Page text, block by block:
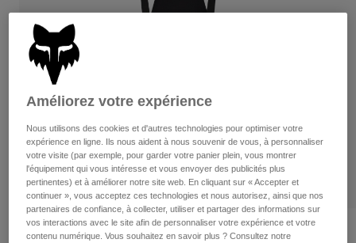
Goggles
Jackets & Hydration Vests
Base Layers
Gear Bags
Pants
Gloves
Goggles
Base Layers
Shorts
Swim
Tout acheter
Womens
Hats
Shirts
Sweatshirts
Critiques
Améliorez votre expérience
Nous utilisons des cookies et d'autres technologies pour optimiser votre
expérience en ligne. Ils nous aident à nous souvenir de vous, à personnaliser
votre visite (par exemple, pour garder votre panier plein, vous montrer
l'équipement qui vous intéresse et vous envoyer des publicités plus
pertinentes) et à améliorer notre site web. En cliquant sur « Accepter et
continuer », vous acceptez ces technologies et nous autorisez, ainsi que nos
partenaires de confiance, à collecter, utiliser et partager des informations sur
vos interactions avec le site afin de personnaliser votre expérience et votre
contenu numérique. Vous souhaitez en savoir plus ? Consultez notre